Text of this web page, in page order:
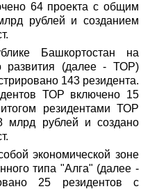
64 проекта с общим
рублей и созданием
Башкортостан на
развития (далее - ТОР)
143 резидента.
ТОР включено 15
резидентами ТОР
млрд рублей и создано
экономической зоне
типа "Алга" (далее -
25 резидентов с